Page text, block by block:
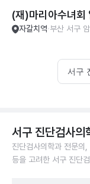
(재)마리아수녀회
자갈치역 부산 서구
서구
서구 진단검사
진단검사의학과 전문
등을 고려한 서구 진단